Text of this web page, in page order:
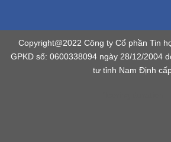
Copyright@2022 Công ty Cổ phần Tin
GPKD số: 0600338094 ngày 28/12/2004
tư tỉnh Nam Định